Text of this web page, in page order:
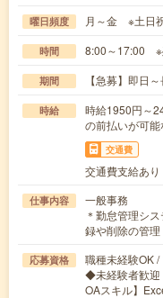
曜日頻度 月～金 ※土日
時間 8:00～17:00 ※
期間 【急募】即日
時給
時給1950円～
の前払いが可
交通費
交通費支給あり
仕事内容
一般事務
＊勤怠管理シ
録や削除の管
応募資格
職種未経験OK
◆未経験者歓迎
OAスキル】